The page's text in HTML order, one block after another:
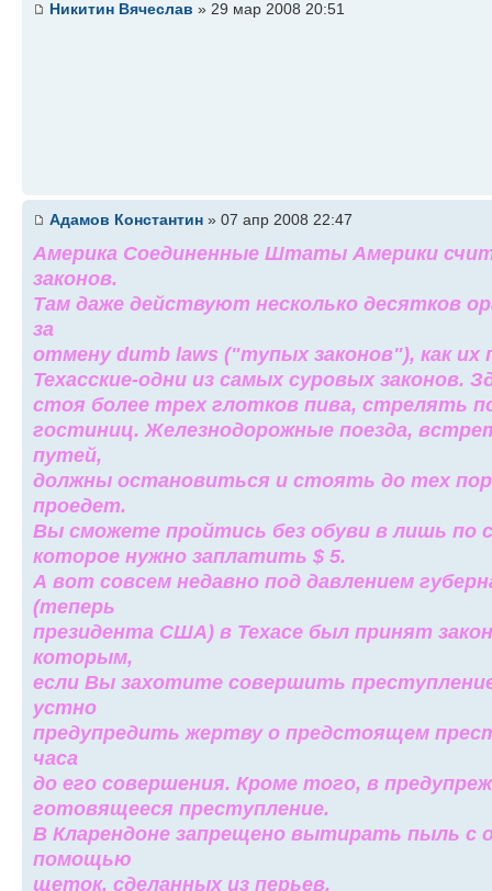
Никитин Вячеслав » 29 мар 2008 20:51
Адамов Константин » 07 апр 2008 22:47
Америка Соединенные Штаты Америки
законов.
Там даже действуют несколько десятков
за
отмену dumb laws ("тупых законов"), как
Техасские-одни из самых суровых законов.
стоя более трех глотков пива, стрелять
гостиниц. Железнодорожные поезда,
путей,
должны остановиться и стоять до тех пор,
проедет.
Вы сможете пройтись без обуви в лишь по
которое нужно заплатить $ 5.
А вот совсем недавно под давлением
(теперь
президента США) в Техасе был принят
которым,
если Вы захотите совершить
устно
предупредить жертву о предстоящем
часа
до его совершения. Кроме того, в
готовящееся преступление.
В Кларендоне запрещено вытирать пыль с
помощью
щеток, сделанных из перьев.